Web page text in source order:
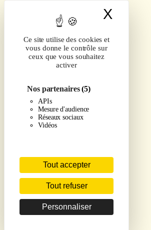
Ce site utilise des cookies et
vous donne le contrôle sur
ceux que vous souhaitez
activer
Nos partenaires(5)
APIs
Mesure d'audience
Réseaux sociaux
Vidéos
Tout accepter
Tout refuser
Personnaliser
X